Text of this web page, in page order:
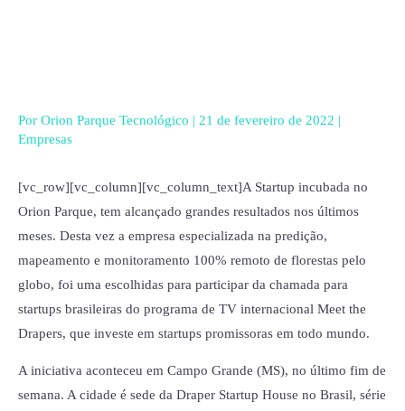
Por Orion Parque Tecnológico | 21 de fevereiro de 2022 |
Empresas
[vc_row][vc_column][vc_column_text]A Startup incubada no
Orion Parque, tem alcançado grandes resultados nos últimos
meses. Desta vez a empresa especializada na predição,
mapeamento e monitoramento 100% remoto de florestas pelo
globo, foi uma escolhidas para participar da chamada para
startups brasileiras do programa de TV internacional Meet the
Drapers, que investe em startups promissoras em todo mundo.
A iniciativa aconteceu em Campo Grande (MS), no último fim de
semana. A cidade é sede da Draper Startup House no Brasil, série